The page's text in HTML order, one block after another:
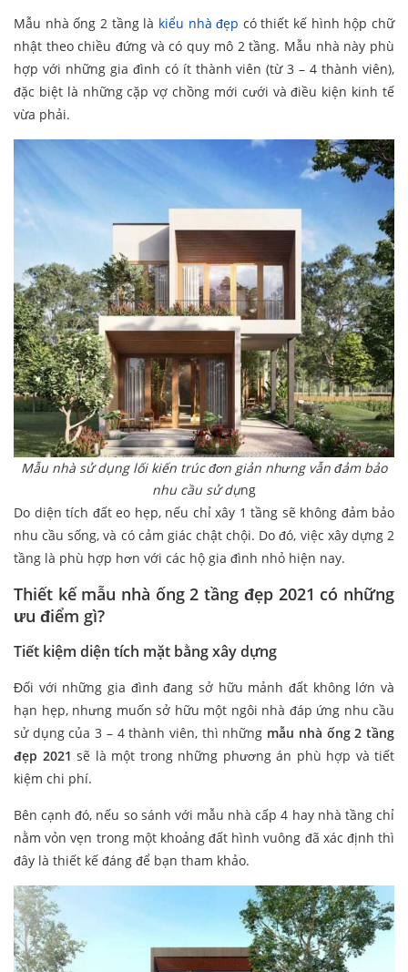
Mẫu nhà ống 2 tầng là kiểu nhà đẹp có thiết kế hình hộp chữ
nhật theo chiều đứng và có quy mô 2 tầng. Mẫu nhà này phù
hợp với những gia đình có ít thành viên (từ 3 – 4 thành viên),
đặc biệt là những cặp vợ chồng mới cưới và điều kiện kinh tế
vừa phải.
Mẫu nhà sử dụng lối kiến trúc đơn giản nhưng vẫn đảm bảo
nhu cầu sử dụng
Do diện tích đất eo hẹp, nếu chỉ xây 1 tầng sẽ không đảm bảo
nhu cầu sống, và có cảm giác chật chội. Do đó, việc xây dựng 2
tầng là phù hợp hơn với các hộ gia đình nhỏ hiện nay.
Thiết kế mẫu nhà ống 2 tầng đẹp 2021 có những
ưu điểm gì?
Tiết kiệm diện tích mặt bằng xây dựng
Đối với những gia đình đang sở hữu mảnh đất không lớn và
hạn hẹp, nhưng muốn sở hữu một ngôi nhà đáp ứng nhu cầu
sử dụng của 3 – 4 thành viên, thì những mẫu nhà ống 2 tầng
đẹp 2021 sẽ là một trong những phương án phù hợp và tiết
kiệm chi phí.
Bên cạnh đó, nếu so sánh với mẫu nhà cấp 4 hay nhà tầng chỉ
nằm vỏn vẹn trong một khoảng đất hình vuông đã xác định thì
đây là thiết kế đáng để bạn tham khảo.